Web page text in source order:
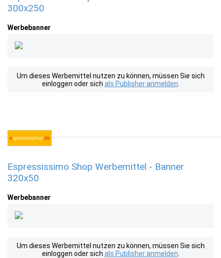
300x250
Werbebanner
Um dieses Werbemittel nutzen zu können, müssen Sie sich
einloggen oder sich als Publisher anmelden
Espressissimo Shop Werbemittel - Banner
320x50
Werbebanner
Um dieses Werbemittel nutzen zu können, müssen Sie sich
einloggen oder sich als Publisher anmelden